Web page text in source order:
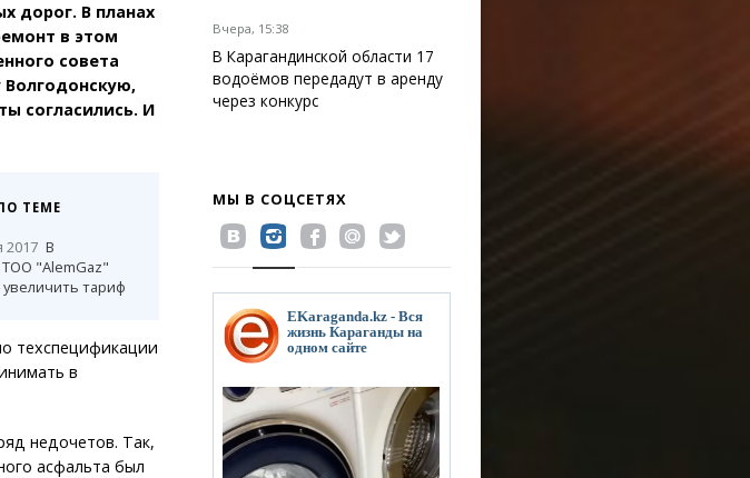
дорог. В планах
в этом
совета
согласились. И
ТЕМЕ
2017 В
ТОО "AlemGaz"
тариф
техспецификации
в
недочетов. Так,
асфальта был
Вчера, 15:38
В Карагандинской области 17
водоёмов передадут в аренду
через конкурс
МЫ В СОЦСЕТЯХ
EKaraganda.kz - Вся
жизнь Караганды на
одном сайте